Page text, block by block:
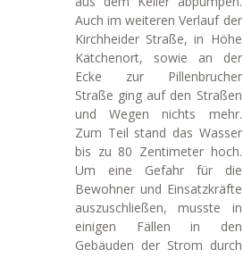
Auch im weiteren Verlauf der
Kirchheider Straße, in Höhe
Kätchenort, sowie an der
Ecke zur Pillenbrucher
Straße ging auf den Straßen
und Wegen nichts mehr.
Zum Teil stand das Wasser
bis zu 80 Zentimeter hoch.
Um eine Gefahr für die
Bewohner und Einsatzkräfte
auszuschließen, musste in
einigen Fällen in den
Gebäuden der Strom durch